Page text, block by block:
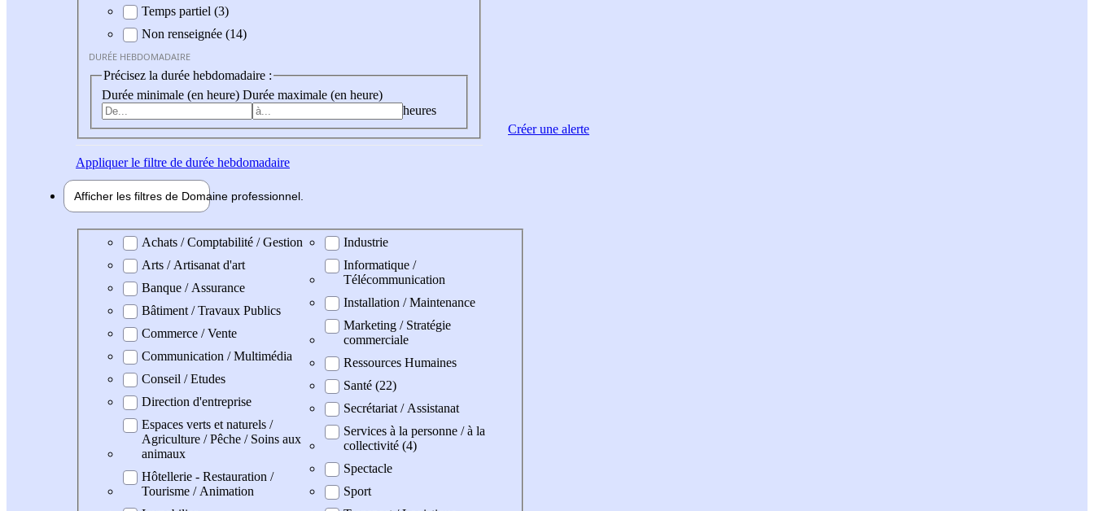
Temps partiel (3)
Non renseignée (14)
DURÉE HEBDOMADAIRE
Précisez la durée hebdomadaire :
Durée minimale (en heure) Durée maximale (en heure)
heures
Appliquerle filtre de durée hebdomadaire
Afficher les filtres de Domaine professionnel
Domaine professionel
Achats / Comptabilité / Gestion
Arts / Artisanat d'art
Banque / Assurance
Bâtiment / Travaux Publics
Commerce / Vente
Communication / Multimédia
Conseil / Etudes
Direction d'entreprise
Espaces verts et naturels /
Agriculture / Pêche / Soins aux
animaux
Hôtellerie - Restauration /
Tourisme / Animation
Industrie
Informatique /
Télécommunication
Installation / Maintenance
Marketing / Stratégie
commerciale
Ressources Humaines
Santé (22)
Secrétariat / Assistanat
Services à la personne / à la
collectivité (4)
Spectacle
Sport
Créer une alerte